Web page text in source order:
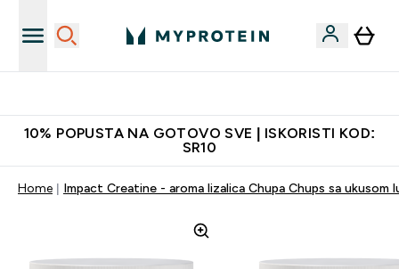
10% POPUSTA NA GOTOVO SVE | ISKORISTI KOD:
SR10
Home Impact Creatine - aroma lizalica Chupa Chups sa ukusom